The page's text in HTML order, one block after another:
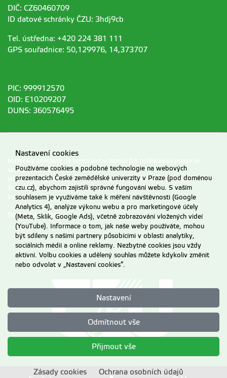
DIČ: CZ60460709
ID datové schránky ČZU: 3hdj9cb
Tel. ústředna: +420 224 381 111
GPS souřadnice: 50,129976, 14,373707
PIC: 999912570
OID: E10209207
DUNS: 360576495
souhlasem ČZU.
Informace o zpracování a ochraně osobních údajů na ČZU v Praze.
© 2026 Česká zemědělská univerzita v Praze
Všechna práva vyhrazena
Nastavení cookies
Nastavení cookies
Používáme cookies a podobné technologie na webových
prezentacích České zemědělské univerzity v Praze (pod doménou
czu.cz), abychom zajistili správné fungování webu. S vaším
souhlasem je využíváme také k měření návštěvnosti (Google
Analytics 4), analýze výkonu webu a pro marketingové účely
(Meta, Sklik, Google Ads), včetně zobrazování vložených videí
(YouTube). Informace o tom, jak naše weby používáte, mohou
být sdíleny s našimi partnery působícími v oblasti analytiky,
sociálních médií a online reklamy. Nezbytné cookies jsou vždy
aktivní. Volbu cookies a udělený souhlas můžete kdykoliv změnit
nebo odvolat v „Nastavení cookies“.
Nastavení
Odmítnout vše
Přijmout vše
Zásady cookies Ochrana osobních údajů